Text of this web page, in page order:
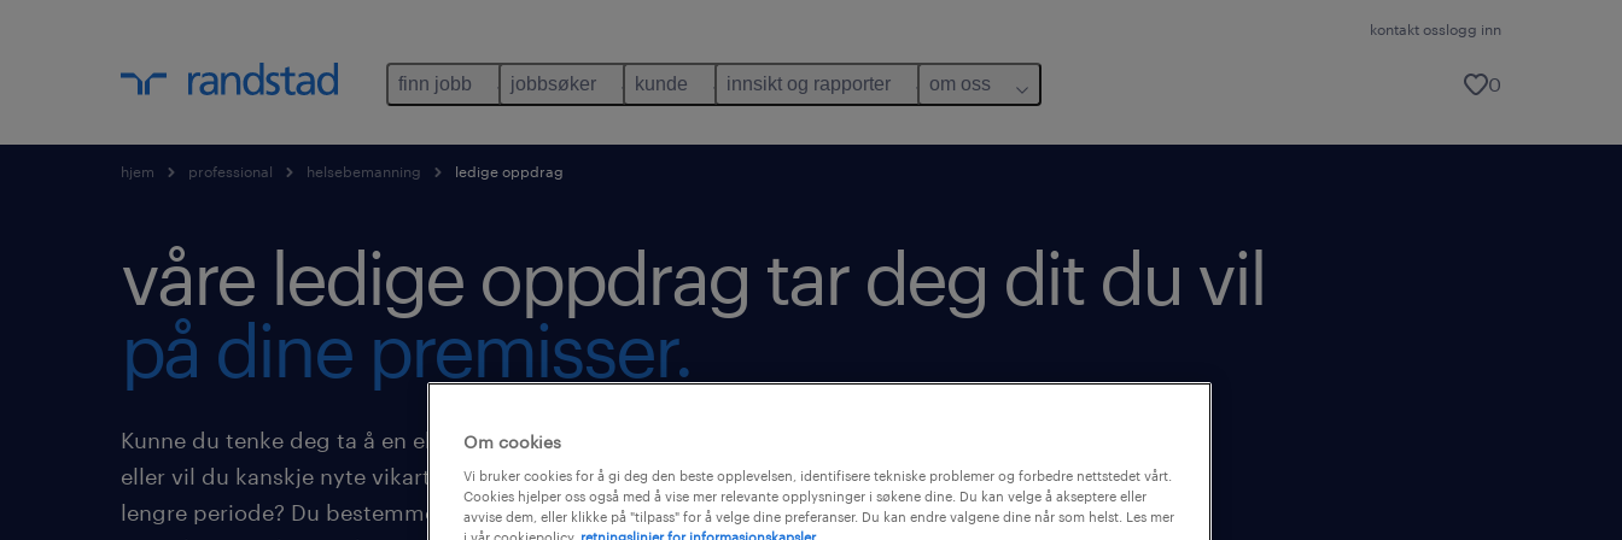
kontakt osslogg inn
finn jobb jobbsøker kunde innsikt og rapporter om oss 0
hjem professional helsebemanning ledige oppdrag
våre ledige oppdrag tar deg dit du vil
på dine premisser.
Kunne du tenke deg ta å en ekstra vakt i ny og ne,
eller vil du kanskje nyte vikartilværelsen over en
lengre periode? Du bestemmer. Under finner du en
Om cookies
Vi bruker cookies for å gi deg den beste opplevelsen, identifisere tekniske problemer og forbedre nettstedet vårt.
Cookies hjelper oss også med å vise mer relevante opplysninger i søkene dine. Du kan velge å akseptere eller
avvise dem, eller klikke på "tilpass" for å velge dine preferanser. Du kan endre valgene dine når som helst. Les mer